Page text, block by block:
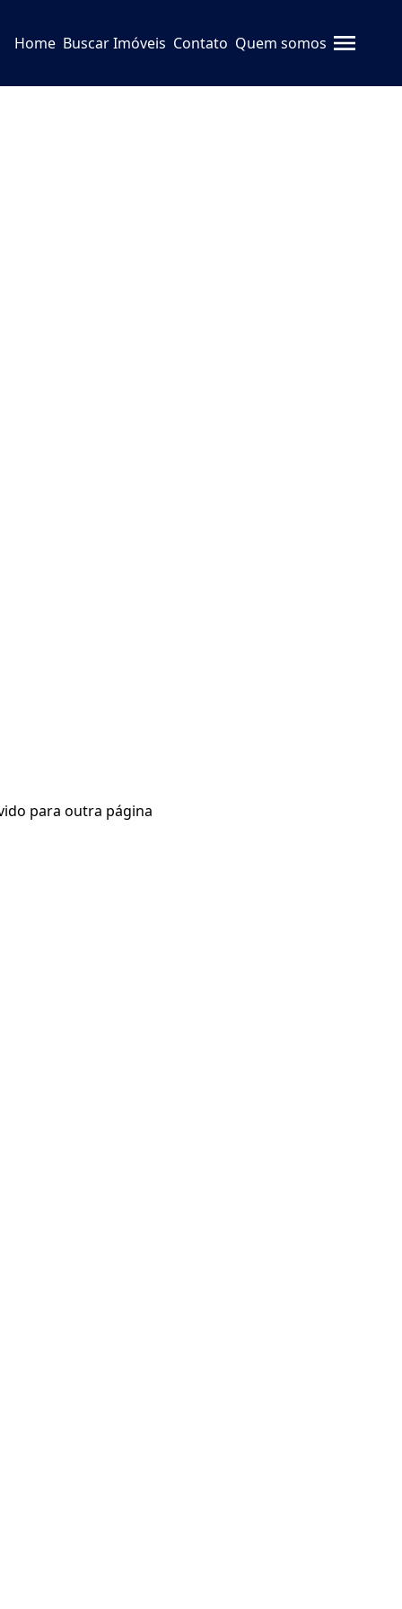
Home Buscar Imóveis Contato Quem somos
para outra página